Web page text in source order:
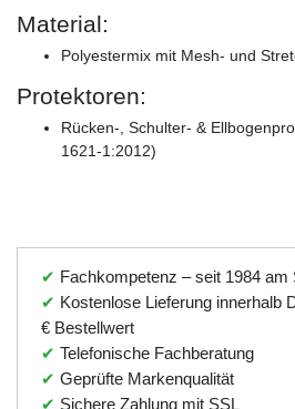
Material:
Polyestermix mit Mesh- und
Protektoren:
Rücken-, Schulter- &
1621-1:2012)
✔ Fachkompetenz – seit 1984 am
✔ Kostenlose Lieferung innerhalb
€ Bestellwert
✔ Telefonische Fachberatung
✔ Geprüfte Markenqualität
✔ Sichere Zahlung mit SSL